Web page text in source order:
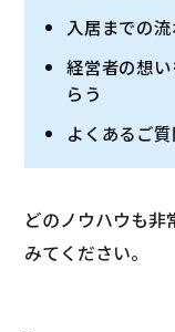
入居までの
経営者の想
らう
よくあるご
どのノウハウも非
みてください。